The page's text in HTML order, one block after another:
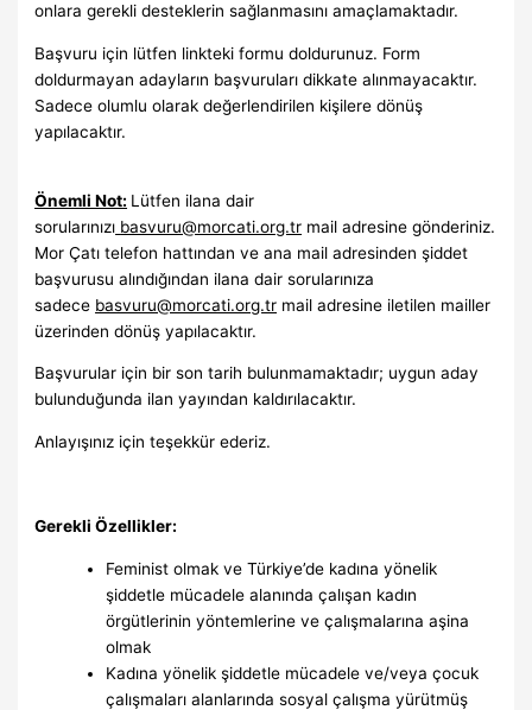
onlara gerekli desteklerin sağlanmasını amaçlamaktadır.
Başvuru için lütfen linkteki formu doldurunuz. Form
doldurmayan adayların başvuruları dikkate alınmayacaktır.
Sadece olumlu olarak değerlendirilen kişilere dönüş
yapılacaktır.
Önemli Not: Lütfen ilana dair
sorularınızı basvuru@morcati.org.tr mail adresine gönderiniz.
Mor Çatı telefon hattından ve ana mail adresinden şiddet
başvurusu alındığından ilana dair sorularınıza
sadece basvuru@morcati.org.tr mail adresine iletilen mailler
üzerinden dönüş yapılacaktır.
Başvurular için bir son tarih bulunmamaktadır; uygun aday
bulunduğunda ilan yayından kaldırılacaktır.
Anlayışınız için teşekkür ederiz.
Gerekli Özellikler:
Feminist olmak ve Türkiye’de kadına yönelik
şiddetle mücadele alanında çalışan kadın
örgütlerinin yöntemlerine ve çalışmalarına aşina
olmak
Kadına yönelik şiddetle mücadele ve/veya çocuk
çalışmaları alanlarında sosyal çalışma yürütmüş